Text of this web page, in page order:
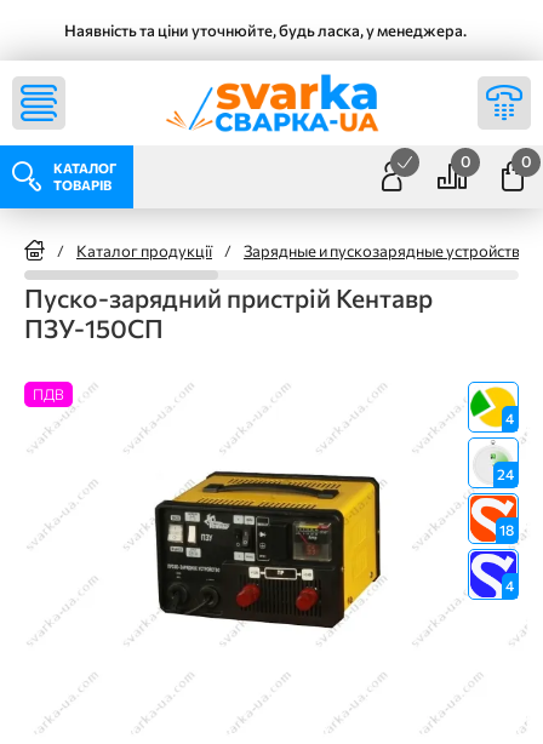
Наявність та ціни уточнюйте, будь ласка, у менеджера.
КАТАЛОГ
ТОВАРІВ
0 0
/ Каталог продукції / Зарядные и пускозарядные устройства
Пуско-зарядний пристрій Кентавр
ПЗУ-150СП
ПДВ
4
24
18
4